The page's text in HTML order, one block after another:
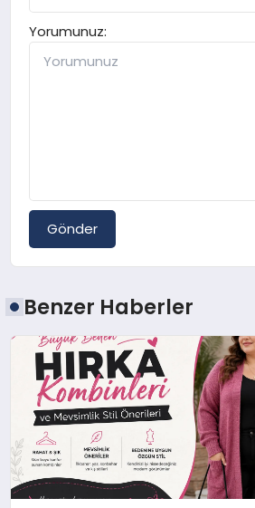
Yorumunuz:
Gönder
Benzer Haberler